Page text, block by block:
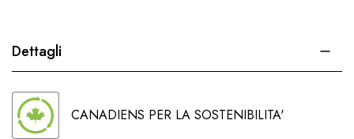
Dettagli
CANADIENS PER LA SOSTENIBILITA'